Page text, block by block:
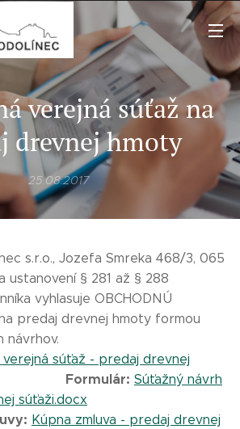
verejná súťaž na
drevnej hmoty
25.08.2017
s.r.o., Jozefa Smreka 468/3, 065
ustanovení § 281 až § 288
vyhlasuje OBCHODNÚ
predaj drevnej hmoty formou
návrhov.
súťaž - predaj drevnej
Formulár: Súťažný návrh
súťaži.docx
Kúpna zmluva - predaj drevnej